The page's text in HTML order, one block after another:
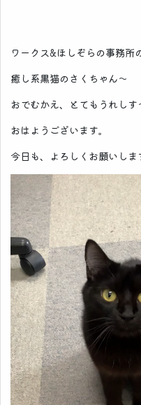
ワークス&ほしぞらの事務所
癒し系黒猫のさくちゃん～
おでむかえ、とてもうれしす
おはようございます。
今日も、よろしくお願いしま